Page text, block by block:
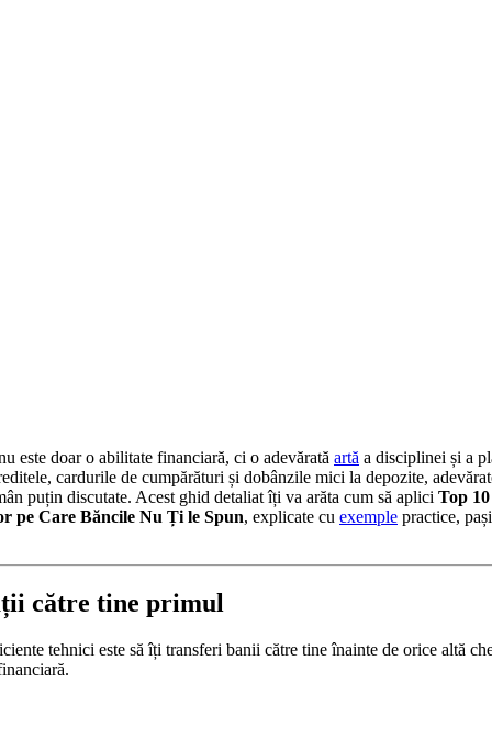
este doar o abilitate financiară, ci o adevărată artă a disciplinei și a
cardurile de cumpărături și dobânzile mici la depozite,
puțin discutate. Acest ghid detaliat îți va arăta cum să aplici Top
pe Care Băncile Nu Ți le Spun, explicate cu exemple practice,
către tine primul
tehnici este să îți transferi banii către tine înainte de orice altă